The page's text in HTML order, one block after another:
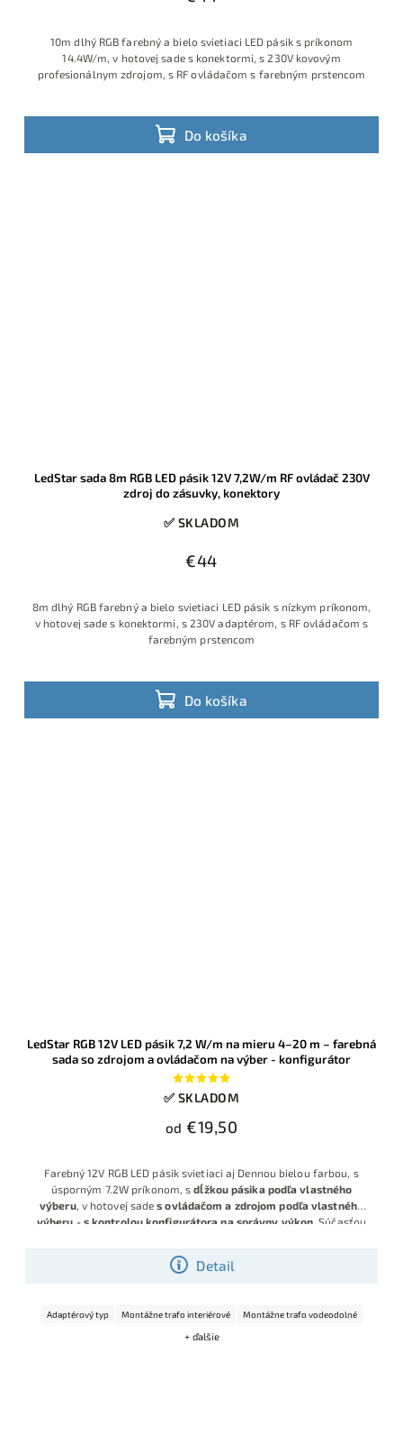
Do košíka
10m dlhý RGB farebný a bielo svietiaci LED pásik s príkonom
14.4W/m, v hotovej sade s konektormi, s 230V kovovým
profesionálnym zdrojom, s RF ovládačom s farebným prstencom
LedStar sada 8m RGB LED pásik 12V 7,2W/m RF ovládač 230V
zdroj do zásuvky, konektory
✅ SKLADOM
€44
Do košíka
8m dlhý RGB farebný a bielo svietiaci LED pásik s nízkym príkonom,
v hotovej sade s konektormi, s 230V adaptérom, s RF ovládačom s
farebným prstencom
LedStar RGB 12V LED pásik 7,2 W/m na mieru 4–20 m – farebná
sada so zdrojom a ovládačom na výber - konfigurátor
✅ SKLADOM
od €19,50
Detail
Farebný 12V RGB LED pásik svietiaci aj Dennou bielou farbou, s
úsporným 7.2W príkonom, sdĺžkou pásika podľa vlastného
výberu, v hotovej sades ovládačom a zdrojom podľa vlastného
výberu - s kontrolou konfigurátora na správny výkon . Súčasťou
Adaptérový typ Montážne trafo interiérové Montážne trafo vodeodolné
+ ďalšie